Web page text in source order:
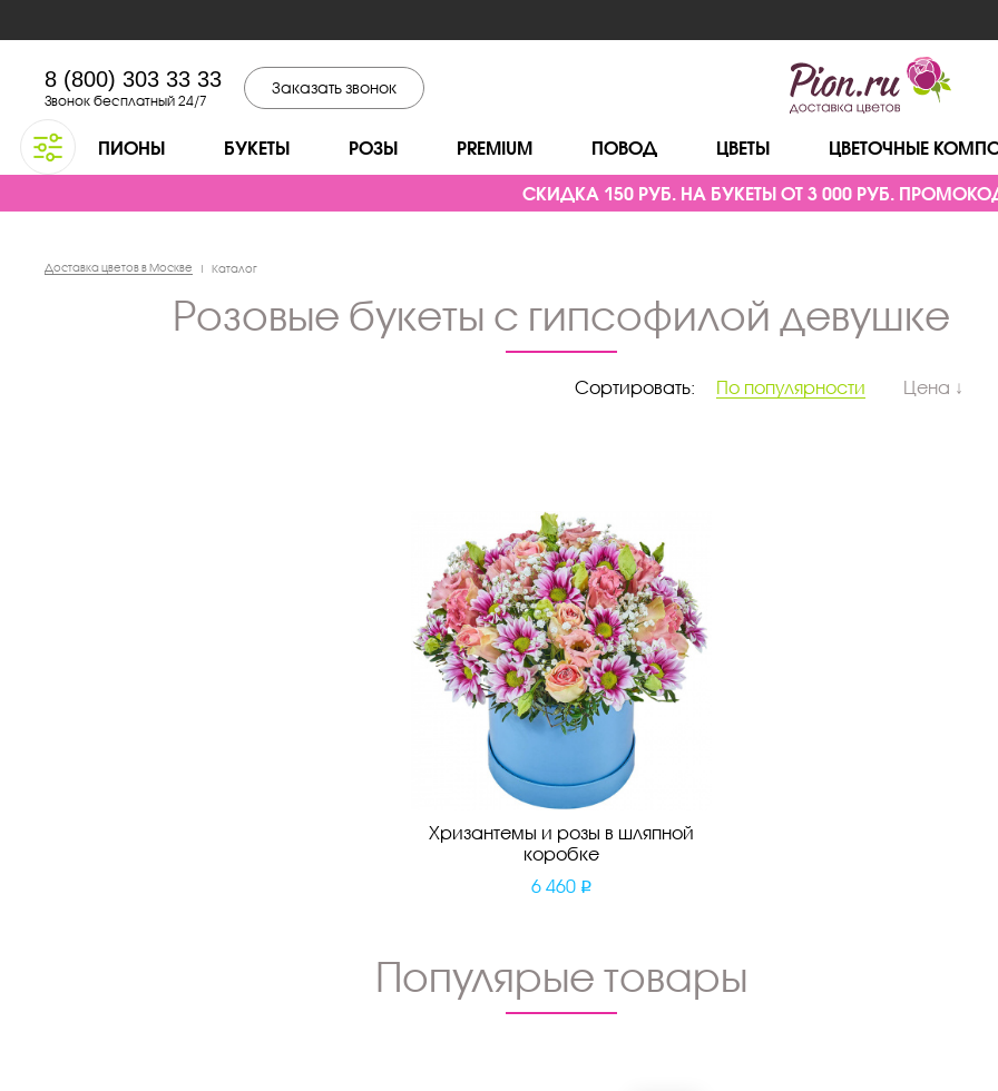
8 (800) 303 33 33
Звонок бесплатный 24/7
Заказать звонок
ПИОНЫ БУКЕТЫ РОЗЫ PREMIUM ПОВОД ЦВЕТЫ ЦВЕТОЧНЫЕ
СКИДКА 150 РУБ. НА БУКЕТЫ ОТ 3 000 РУБ.
Доставка цветов в Москве | Каталог
розовые букеты с гипсофилой девушке
Сортировать: По популярности Цена ↓
Хризантемы и розы в шляпной
коробке
6 460
Популярые товары